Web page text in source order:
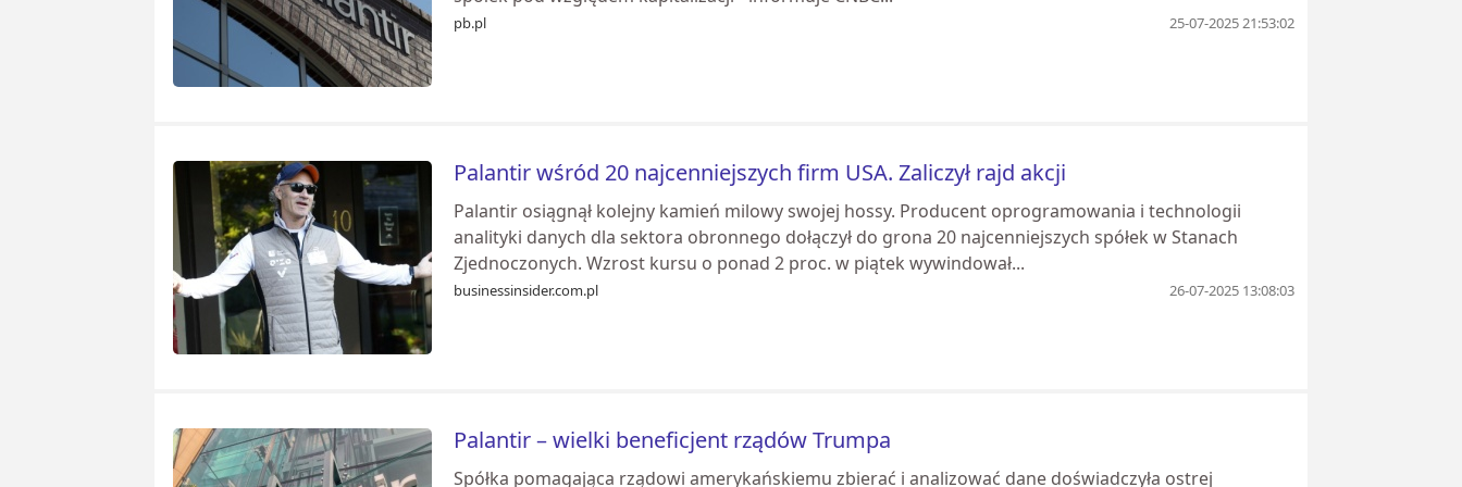
pb.pl 25-07-2025 21:53:02
Palantir wśród 20 najcenniejszych firm USA. Zaliczył rajd akcji
Palantir osiągnął kolejny kamień milowy swojej hossy. Producent oprogramowania i technologii
analityki danych dla sektora obronnego dołączył do grona 20 najcenniejszych spółek w Stanach
Zjednoczonych. Wzrost kursu o ponad 2 proc. w piątek wywindował...
businessinsider.com.pl 26-07-2025 13:08:03
Palantir – wielki beneficjent rządów Trumpa
Spółka pomagająca rządowi amerykańskiemu zbierać i analizować dane doświadczyła ostrej